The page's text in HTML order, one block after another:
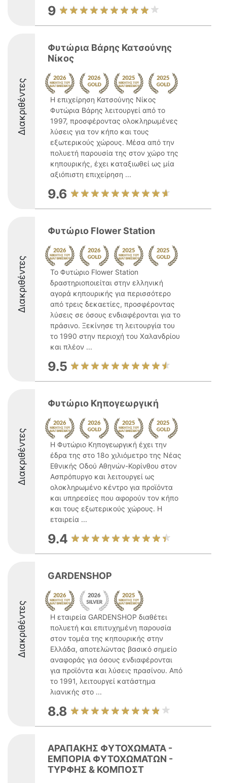
9
Διακριθέντες
Φυτώρια Βάρης Κατσούνης
Νίκος
Η επιχείρηση Κατσούνης Νίκος
Φυτώρια Βάρης λειτουργεί από το
1997, προσφέροντας ολοκληρωμένες
λύσεις για τον κήπο και τους
εξωτερικούς χώρους. Μέσα από την
πολυετή παρουσία της στον χώρο της
κηπουρικής, έχει καταξιωθεί ως μία
αξιόπιστη επιχείρηση ...
9.6
Διακριθέντες
Φυτώριο Flower Station
Το Φυτώριο Flower Station
δραστηριοποιείται στην ελληνική
αγορά κηπουρικής για περισσότερο
από τρεις δεκαετίες, προσφέροντας
λύσεις σε όσους ενδιαφέρονται για το
πράσινο. Ξεκίνησε τη λειτουργία του
το 1990 στην περιοχή του Χαλανδρίου
και πλέον ...
9.5
Διακριθέντες
Φυτώριο Κηπογεωργική
Η Φυτώριο Κηπογεωργική έχει την
έδρα της στο 18ο χιλιόμετρο της Νέας
Εθνικής Οδού Αθηνών-Κορίνθου στον
Ασπρόπυργο και λειτουργεί ως
ολοκληρωμένο κέντρο για προϊόντα
και υπηρεσίες που αφορούν τον κήπο
και τους εξωτερικούς χώρους. Η
εταιρεία ...
9.4
Διακριθέντες
GARDENSHOP
Η εταιρεία GARDENSHOP διαθέτει
πολυετή και επιτυχημένη παρουσία
στον τομέα της κηπουρικής στην
Ελλάδα, αποτελώντας βασικό σημείο
αναφοράς για όσους ενδιαφέρονται
για προϊόντα και λύσεις πρασίνου. Από
το 1991, λειτουργεί κατάστημα
λιανικής στο ...
8.8
ΑΡΑΠΑΚΗΣ ΦΥΤΟΧΩΜΑΤΑ -
ΕΜΠΟΡΙΑ ΦΥΤΟΧΩΜΑΤΩΝ -
ΤΥΡΦΗΣ & ΚΟΜΠΟΣΤ